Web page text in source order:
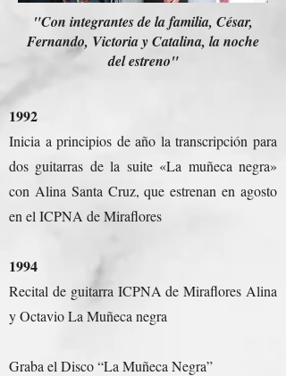
"Con integrantes de la familia, César,
Fernando, Victoria y Catalina, la noche
del estreno"
1992
Inicia a principios de año la transcripción para
dos guitarras de la suite «La muñeca negra»
con Alina Santa Cruz, que estrenan en agosto
en el ICPNA de Miraflores
1994
Recital de guitarra ICPNA de Miraflores Alina
y Octavio La Muñeca negra
Graba el Disco “La Muñeca Negra”